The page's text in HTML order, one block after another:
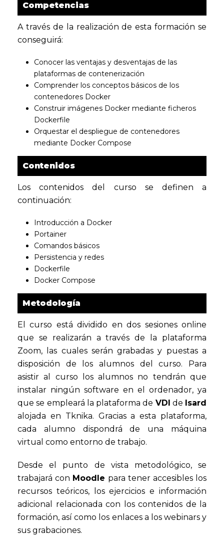
Competencias
A través de la realización de esta formación se
conseguirá:
Conocer las ventajas y desventajas de las
plataformas de contenerización
Comprender los conceptos básicos de los
contenedores Docker
Construir imágenes Docker mediante ficheros
Dockerfile
Orquestar el despliegue de contenedores
mediante Docker Compose
Contenidos
Los contenidos del curso se definen a
continuación:
Introducción a Docker
Portainer
Comandos básicos
Persistencia y redes
Dockerfile
Docker Compose
Metodología
El curso está dividido en dos sesiones online
que se realizarán a través de la plataforma
Zoom, las cuales serán grabadas y puestas a
disposición de los alumnos del curso. Para
asistir al curso los alumnos no tendrán que
instalar ningún software en el ordenador, ya
que se empleará la plataforma de VDI de Isard
alojada en Tknika. Gracias a esta plataforma,
cada alumno dispondrá de una máquina
virtual como entorno de trabajo.
Desde el punto de vista metodológico, se
trabajará con Moodle para tener accesibles los
recursos teóricos, los ejercicios e información
adicional relacionada con los contenidos de la
formación, así como los enlaces a los webinars y
sus grabaciones.